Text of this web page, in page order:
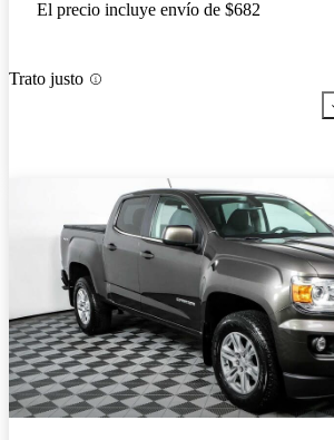
El precio incluye envío de $682
Trato justo